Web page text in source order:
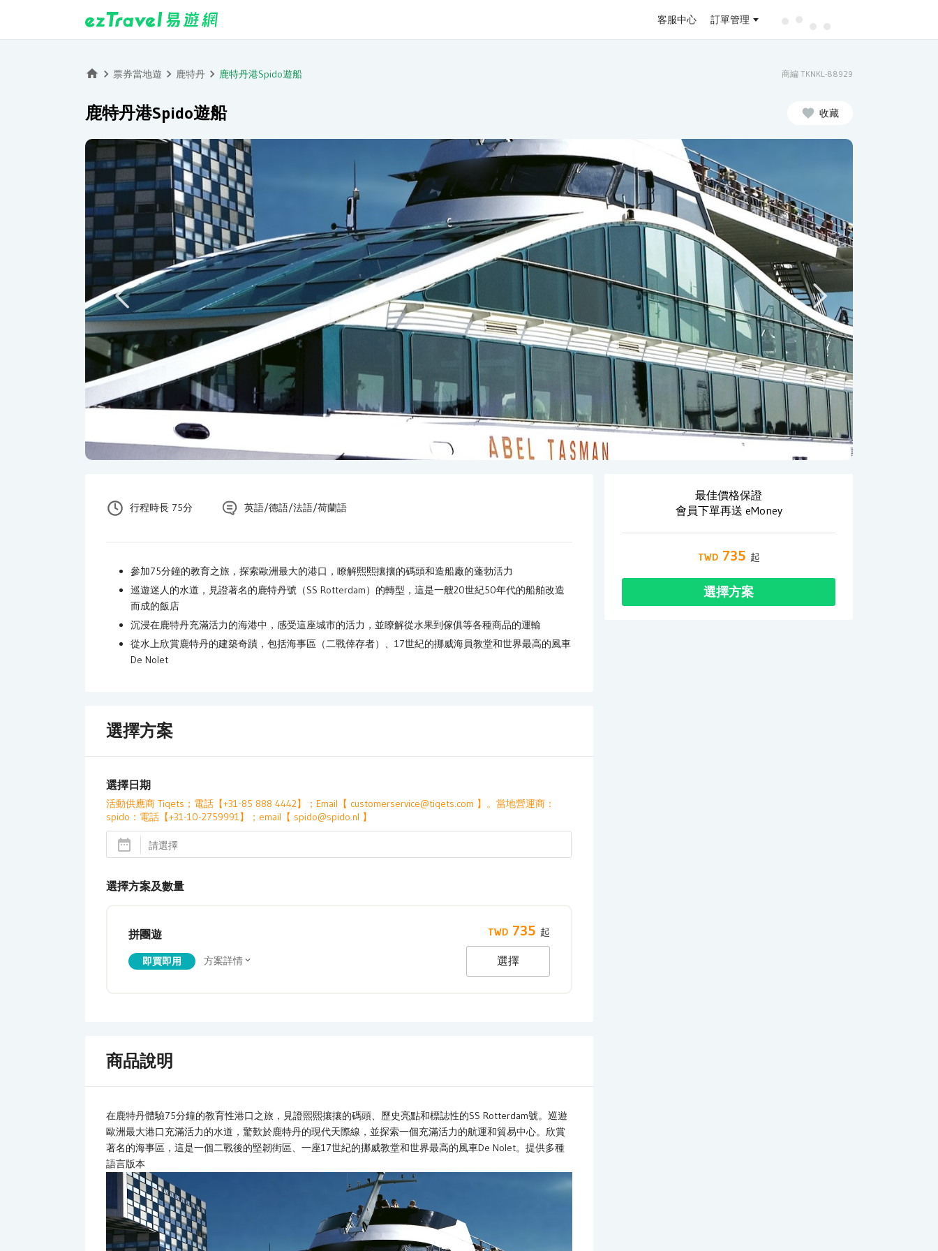
客服中心 訂單管理
票券當地遊 鹿特丹 鹿特丹港Spido遊船 商編 TKNKL-88929
鹿特丹港Spido遊船 收藏
行程時長 75分 英語/德語/法語/荷蘭語
參加75分鐘的教育之旅，探索歐洲最大的港口，瞭解熙熙攘攘的碼頭和造船廠的蓬勃活力
巡遊迷人的水道，見證著名的鹿特丹號（SS Rotterdam）的轉型，這是一艘20世紀50年代的船舶改造
而成的飯店
沉浸在鹿特丹充滿活力的海港中，感受這座城市的活力，並瞭解從水果到傢俱等各種商品的運輸
從水上欣賞鹿特丹的建築奇蹟，包括海事區（二戰倖存者）、17世紀的挪威海員教堂和世界最高的風車
De Nolet
選擇方案
選擇日期
活動供應商 Tiqets；電話【+31-85 888 4442】；Email【 customerservice@tiqets.com 】。當地營運商：
spido：電話【+31-10-2759991】；email【 spido@spido.nl 】
選擇方案及數量
拼團遊
即買即用 方案詳情
735
選擇
商品說明
在鹿特丹體驗75分鐘的教育性港口之旅，見證熙熙攘攘的碼頭、歷史亮點和標誌性的SS Rotterdam號。巡遊
歐洲最大港口充滿活力的水道，驚歎於鹿特丹的現代天際線，並探索一個充滿活力的航運和貿易中心。欣賞
著名的海事區，這是一個二戰後的堅韌街區、一座17世紀的挪威教堂和世界最高的風車De Nolet。提供多種
語言版本
最佳價格保證
會員下單再送 eMoney
735
選擇方案